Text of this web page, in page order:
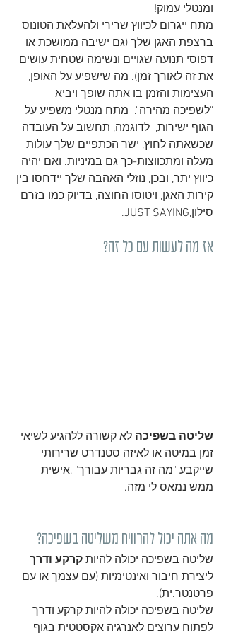
ומנטלי עמוק!
מתח ייגרום לכיווץ שרירי ולהעלאת הטונוס
ברצפת האגן שלך (גם ישיבה ממושכת או
דפוסי תנועה שגויים ונשימה שטחית עושים
את זה לאורך זמן). מה שישפיע על האופן,
העצימות והזמן בו אתה שופך ויביא
"לשפיכה מהירה".  מתח מנטלי משפיע על
הגוף ישירות,  לדוגמה, תחשוב על העובדה
שכשאתה לחוץ, ישר הכתפיים שלך עולות
מעלה ומתכווצות-כך גם במיניות. ואם יהיה
כיווץ יתר, ובכן, נוזלי האהבה שלך יידחסו בין
קירות האגן, ויטוסו החוצה, בדיוק כמו בזרם
סילון,JUST SAYING.
אז מה לעשות עם כל זה?
שליטה בשפיכה לא קשורה ללהגיע לשיאי
זמן במיטה או לאיזה סטנדרט שרירותי
שייקבע "מה זה גבריות עבורך" ,אישית
ממש נמאס לי מזה.
מה אתה יכול להרוויח משליטה בשפיכה?
שליטה בשפיכה יכולה להיות קרקע ודרך
ליצירת חיבור ואינטימיות (עם עצמך או עם
פרטנטר.ית).
שליטה בשפיכה יכולה להיות קרקע ודרך
לפתוח ערוצים לאנרגיה אקסטטית בגוף